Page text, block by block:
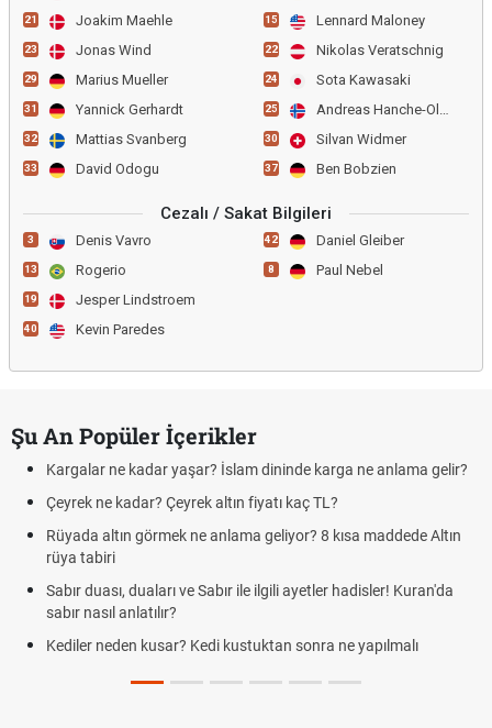
21 Joakim Maehle
23 Jonas Wind
29 Marius Mueller
31 Yannick Gerhardt
32 Mattias Svanberg
33 David Odogu
15 Lennard Maloney
22 Nikolas Veratschnig
24 Sota Kawasaki
25 Andreas Hanche-Olsen
30 Silvan Widmer
37 Ben Bobzien
Cezalı / Sakat Bilgileri
3 Denis Vavro
13 Rogerio
19 Jesper Lindstroem
40 Kevin Paredes
42 Daniel Gleiber
8 Paul Nebel
Şu An Popüler İçerikler
Kargalar ne kadar yaşar? İslam dininde karga ne anlama gelir?
Çeyrek ne kadar? Çeyrek altın fiyatı kaç TL?
Rüyada altın görmek ne anlama geliyor? 8 kısa maddede Altın
rüya tabiri
Sabır duası, duaları ve Sabır ile ilgili ayetler hadisler! Kuran'da
sabır nasıl anlatılır?
Kediler neden kusar? Kedi kustuktan sonra ne yapılmalı